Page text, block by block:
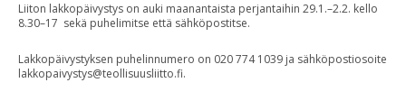
Liiton lakkopäivystys on auki maanantaista perjantaihin 29.1.–2.2. kello
8.30–17 sekä puhelimitse että sähköpostitse.
Lakkopäivystyksen puhelinnumero on 020 774 1039 ja sähköpostiosoite
lakkopaivystys@teollisuusliitto.fi.